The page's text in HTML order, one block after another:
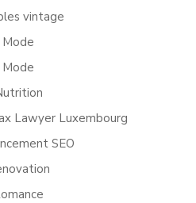
vintage
Mode
Mode
Lawyer Luxembourg
SEO